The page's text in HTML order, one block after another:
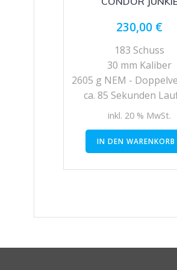
230,00 €
183 Schuss
30 mm Kaliber
2605 g NEM -
ca. 85 Sekunden
inkl. 20 % MwSt.
IN DEN WARENKORB